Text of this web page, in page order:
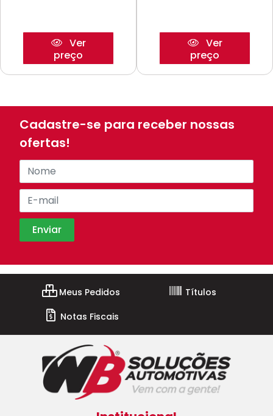
Ver
preço
Ver
preço
Cadastre-se para receber nossas
ofertas!
Meus Pedidos
Títulos
Notas Fiscais